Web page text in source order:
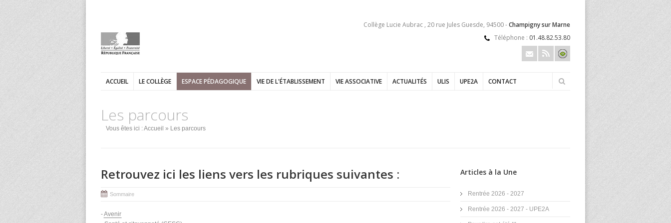
Collège Lucie Aubrac , 20 rue Jules Guesde, 94500 -Champigny sur Marne
Téléphone : 01.48.82.53.80
ACCUEIL LE COLLÈGE ESPACE PÉDAGOGIQUE VIE DE L'ÉTABLISSEMENT VIE ASSOCIATIVE ACTUALITÉS ULIS UPE2A CONTACT
Les parcours
Vous êtes ici :Accueil » Les parcours
Retrouvez ici les liens vers les rubriques suivantes :
Sommaire
-Avenir
Articles à la Une
Rentrée 2026 - 2027
Rentrée 2026 - 2027 - UPE2A